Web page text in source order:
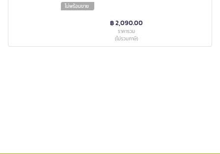
ไม่พร้อมขาย
฿ 2,090.00
ราคารวม
(ไม่รวมภาษี)